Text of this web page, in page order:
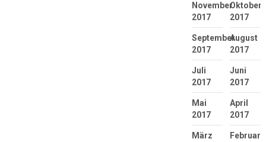
November
2017
Oktober
2017
September
2017
August
2017
Juli
2017
Juni
2017
Mai
2017
April
2017
März
Februar